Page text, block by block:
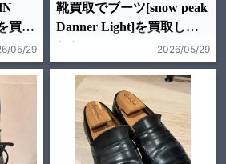
買取
05/29
靴買取でブーツ[snow peak
Danner Light]を買取しま
した。
2026/05/29